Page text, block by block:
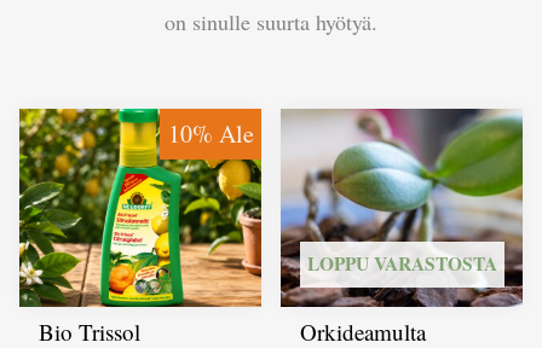
on sinulle suurta hyötyä.
10% Ale
Bio Trissol
LOPPU VARASTOSTA
Orkideamulta